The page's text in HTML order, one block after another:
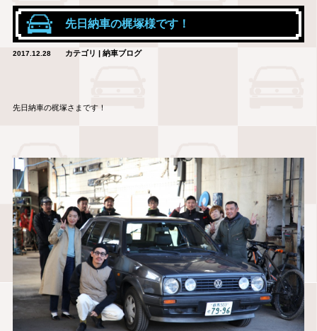
先日納車の梶塚様です！
2017.12.28 カテゴリ | 納車ブログ
先日納車の梶塚さまです！